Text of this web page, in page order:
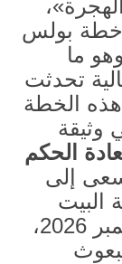
الهجرة»،
خطة بولس
ما
تحدثت
هذه الخطة
وثيقة
الحكم
إلى
البيت
2026،